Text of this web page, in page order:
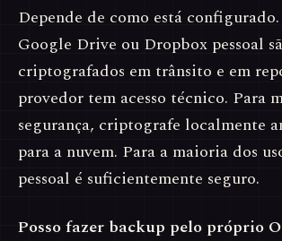
Depende de como está
Google Drive ou Dropbox pessoal
criptografados em trânsito e em
provedor tem acesso técnico. Para
segurança, criptografe localmente
para a nuvem. Para a maioria dos
pessoal é suficientemente seguro.
Posso fazer backup pelo próprio